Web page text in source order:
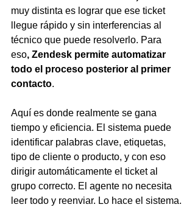
muy distinta es lograr que ese ticket
llegue rápido y sin interferencias al
técnico que puede resolverlo. Para
eso, Zendesk permite automatizar
todo el proceso posterior al primer
contacto.
Aquí es donde realmente se gana
tiempo y eficiencia. El sistema puede
identificar palabras clave, etiquetas,
tipo de cliente o producto, y con eso
dirigir automáticamente el ticket al
grupo correcto. El agente no necesita
leer todo y reenviar. Lo hace el sistema.